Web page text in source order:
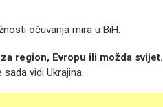
očuvanja mira u BiH.
region, Evropu ili možda svijet.
vidi Ukrajina.